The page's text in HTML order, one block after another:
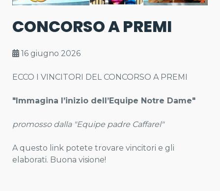
CONCORSO A PREMI
16 giugno 2026
ECCO I VINCITORI DEL CONCORSO A PREMI
"Immagina l’inizio dell’Equipe Notre Dame"
promosso dalla "Equipe padre Caffarel"
A questo link potete trovare vincitori e gli
elaborati. Buona visione!